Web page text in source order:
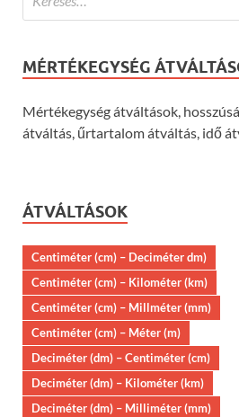
MÉRTÉKEGYSÉG
Mértékegység átváltások,
átváltás, űrtartalom átváltás, idő
ÁTVÁLTÁSOK
Centiméter (cm) – Deciméter dm)
Centiméter (cm) – Kilométer (km)
Centiméter (cm) – Millméter (mm)
Centiméter (cm) – Méter (m)
Deciméter (dm) – Centiméter (cm)
Deciméter (dm) – Kilométer (km)
Deciméter (dm) – Milliméter (mm)